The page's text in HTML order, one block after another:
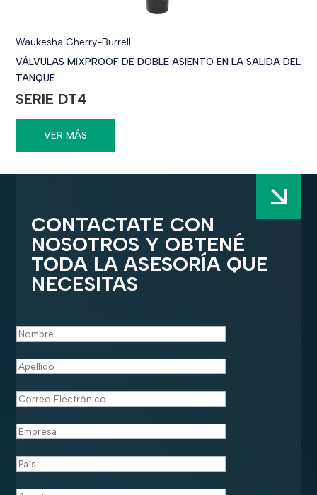
Waukesha Cherry-Burrell
VÁLVULAS MIXPROOF DE DOBLE ASIENTO EN LA SALIDA DEL
TANQUE
SERIE DT4
VER MÁS
CONTACTATE CON
NOSOTROS Y OBTENÉ
TODA LA ASESORÍA QUE
NECESITAS